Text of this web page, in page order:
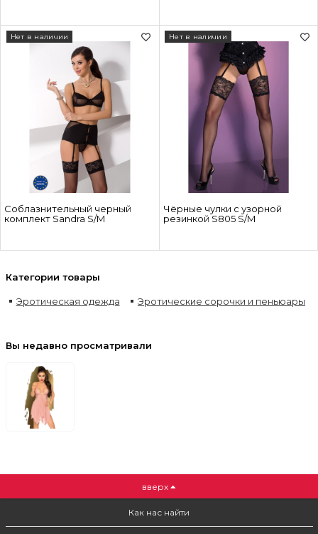
Соблазнительный черный
комплект Sandra S/M
Нет в наличии
Чёрные чулки с узорной
резинкой S805 S/M
Нет в наличии
Категории товары
Эротическая одежда Эротические сорочки и пеньюары
Вы недавно просматривали
вверх
Как нас найти